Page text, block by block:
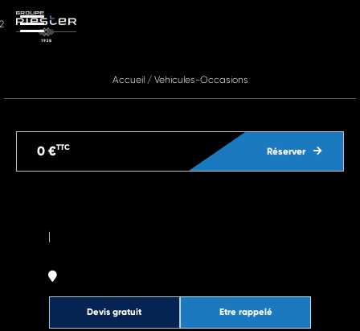
Accueil/ Vehicules-Occasions
Réserver
0 €TTC
|
Etre rappelé
Devis gratuit